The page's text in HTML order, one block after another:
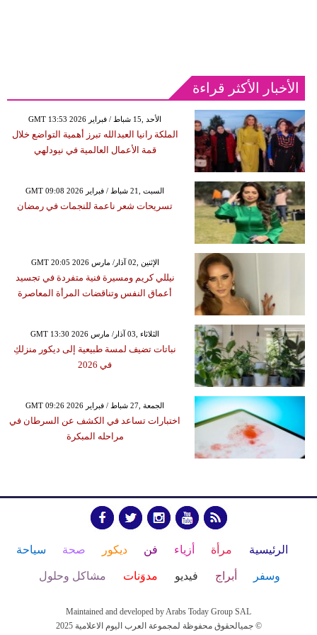
الأخبار الأكثر قراءة
GMT 13:53 2026 الأحد ,15 شباط / فبراير
الملكة رانيا العبدالله تبرز أهمية التواضع خلال
قمة الأعمال العالمية في نيودلهي
GMT 09:08 2026 السبت ,21 شباط / فبراير
تسريحات شعر ناعمة للنجمات في رمضان
GMT 20:05 2026 الإثنين ,02 آذار/ مارس
نيللي كريم ومسيرة فنية متفردة في تجسيد
أعماق النفس وتناقضات المرأة المعاصرة
GMT 13:30 2026 الثلاثاء ,03 آذار/ مارس
نباتات تضيف لمسة طبيعية إلى ديكور منزلكِ
في 2026
GMT 09:26 2026 الجمعة ,27 شباط / فبراير
اختبارات تساعد في الكشف عن السرطان في
مراحله المبكرة
الرئيسية مرأة أزياء فن ديكور صحة سياحة
وسفر أبراج فيديو مدوَنات مشاكل وحلول
Maintained and developed by Arabs Today Group SAL
جميالحقوق محفوظة لمجموعة العرب اليوم الاعلامية 2025 ©